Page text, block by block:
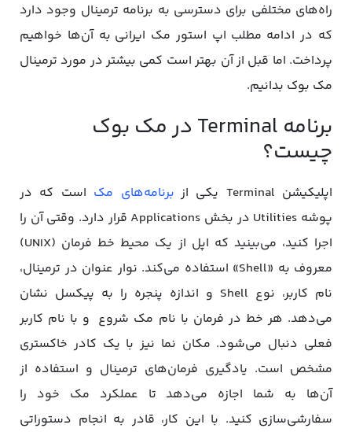
راه‌های مختلفی برای دسترسی به برنامه ترمینال وجود دارد
که در ادامه مطلب اپ استور مک ایرانی به آن‌ها خواهیم
پرداخت. اما قبل از آن بهتر است کمی بیشتر در مورد ترمینال
مک بوک بدانیم.
برنامه Terminal در مک بوک
چیست؟
اپلیکیشن Terminal یکی از برنامه‌های مک است که در
پوشه Utilities در بخش Applications قرار دارد. وقتی آن را
اجرا کنید، می‌بینید که اپل از یک محیط خط فرمان (UNIX)
معروف به «Shell» استفاده می‌کند. نوار عنوان در ترمینال،
نام کاربر، نوع Shell و اندازه پنجره را به پیکسل نشان
می‌دهد. هر خط در فرمان با نام مک شروع و با نام کاربر
فعلی دنبال می‌شود. مکان نما نیز با یک کادر خاکستری
مشخص است. یادگیری فرمان‌های ترمینال و استفاده از
آن‌ها به شما اجازه می‌دهد تا عملکرد مک خود را
سفارشی‌سازی کنید. با این کار، قادر به انجام دستوراتی